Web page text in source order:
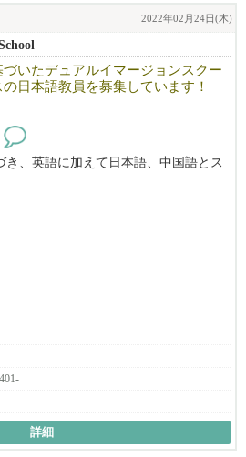
2022年02月24日(木)
いたデュアルイマージョンスクー
日本語教員を募集しています！
き、英語に加えて日本語、中国語とス
ソーリ協会での研修を受けた方）
ンサーも可能です。
にご賛同いただき、一緒に頑張ってい
詳細